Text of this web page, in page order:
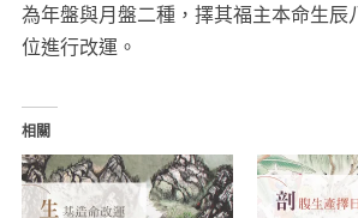
為年盤與月盤二種，擇其福主本命生辰
位進行改運。
相關